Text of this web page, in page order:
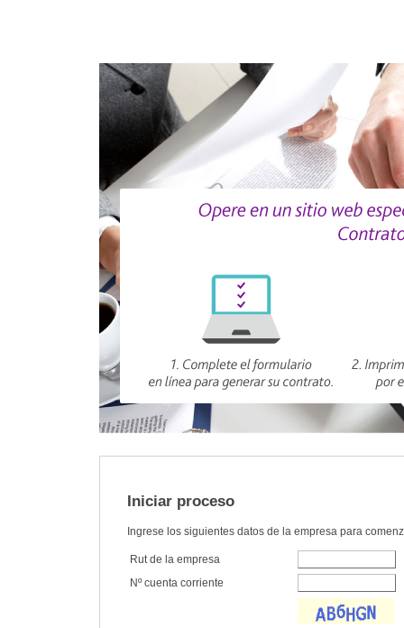
Iniciar proceso
Ingrese los siguientes datos de la empresa para
Rut de la empresa
Nº cuenta corriente